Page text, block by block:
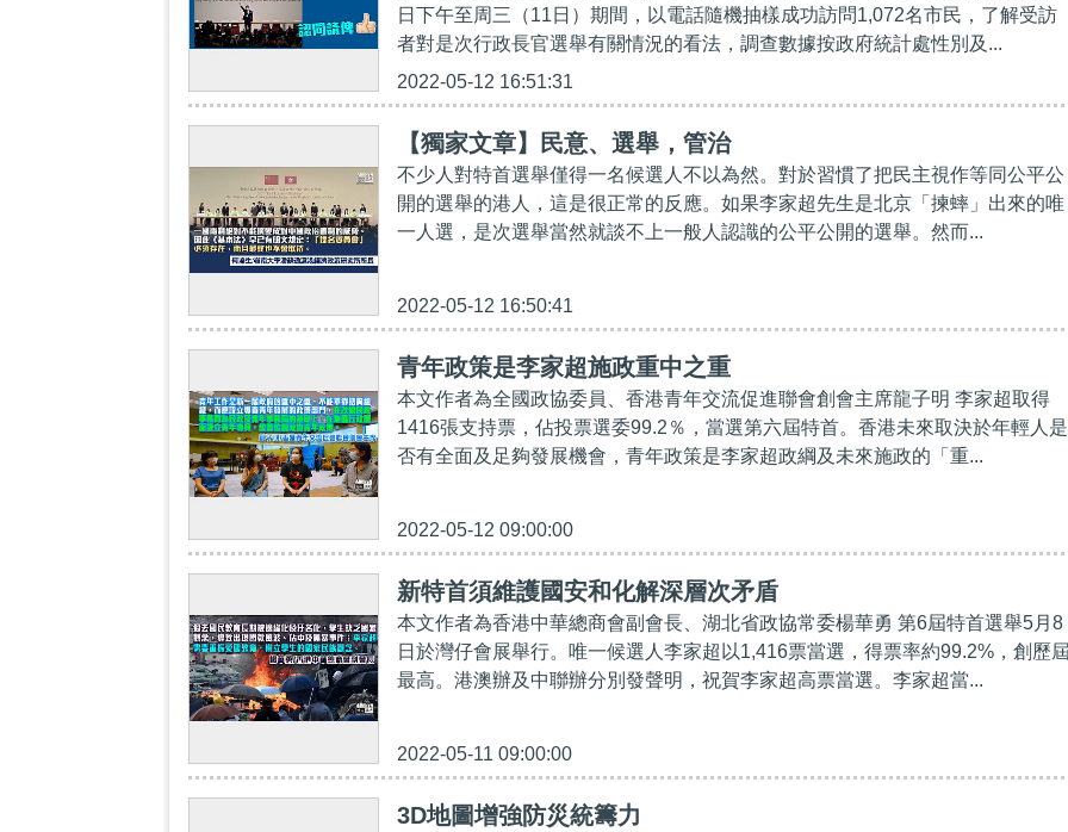
日下午至周三（11日）期間，以電話隨機抽樣成功訪問1,072名市民，了解受訪
者對是次行政長官選舉有關情況的看法，調查數據按政府統計處性別及...
2022-05-12 16:51:31
【獨家文章】民意、選舉，管治
不少人對特首選舉僅得一名候選人不以為然。對於習慣了把民主視作等同公平公
開的選舉的港人，這是很正常的反應。如果李家超先生是北京「揀蟀」出來的唯
一人選，是次選舉當然就談不上一般人認識的公平公開的選舉。然而...
2022-05-12 16:50:41
青年政策是李家超施政重中之重
本文作者為全國政協委員、香港青年交流促進聯會創會主席龍子明 李家超取得
1416張支持票，佔投票選委99.2％，當選第六屆特首。香港未來取決於年輕人是
否有全面及足夠發展機會，青年政策是李家超政綱及未來施政的「重...
2022-05-12 09:00:00
新特首須維護國安和化解深層次矛盾
本文作者為香港中華總商會副會長、湖北省政協常委楊華勇 第6屆特首選舉5月8
日於灣仔會展舉行。唯一候選人李家超以1,416票當選，得票率約99.2%，創歷
最高。港澳辦及中聯辦分別發聲明，祝賀李家超高票當選。李家超當...
2022-05-11 09:00:00
3D地圖增強防災統籌力